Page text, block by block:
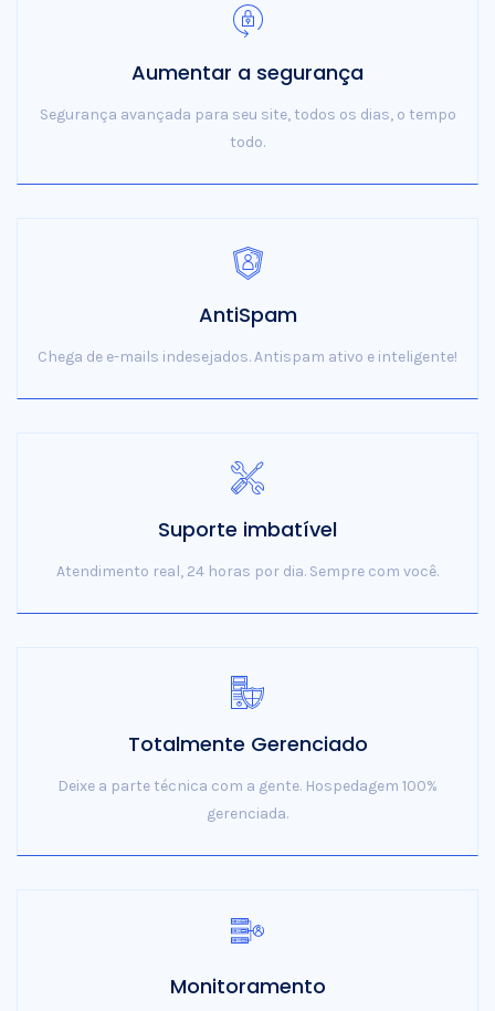
Aumentar a segurança
Segurança avançada para seu site, todos os dias, o tempo
todo.
AntiSpam
Chega de e-mails indesejados. Antispam ativo e inteligente!
Suporte imbatível
Atendimento real, 24 horas por dia. Sempre com você.
Totalmente Gerenciado
Deixe a parte técnica com a gente. Hospedagem 100%
gerenciada.
Monitoramento